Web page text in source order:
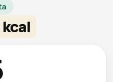
kcal